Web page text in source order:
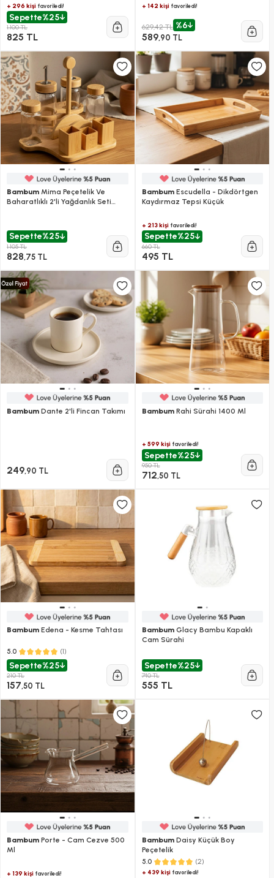
+ 296 kişi favoriledi!
Sepette%25
1.100 TL
825 TL
+ 142 kişifavoriledi!
629,42 TL %6
589,90 TL
Bambum Mima Peçetelik Ve
Baharatlıklı 2'li Yağdanlık Seti
Sepette%25
1.105 TL
828,75 TL
BambumEscudella - Dikdörtgen
Kaydırmaz Tepsi Küçük
+ 213 kişifavoriledi!
Sepette%25
660 TL
495 TL
Bambum Dante 2'li Fincan Takımı
249,90 TL
BambumRahi Sürahi 1400 Ml
+ 599 kişifavoriledi!
Sepette%25
950 TL
712,50 TL
Bambum Edena - Kesme Tahtası
5.0 (1)
Sepette%25
210 TL
157,50 TL
BambumGlacy Bambu Kapaklı
Cam Sürahi
Sepette%25
740 TL
555 TL
Bambum Porte - Cam Cezve 500
Ml
+ 139 kişi favoriledi!
BambumDaisy Küçük Boy
Peçetelik
5.0 (2)
+ 439 kişifavoriledi!